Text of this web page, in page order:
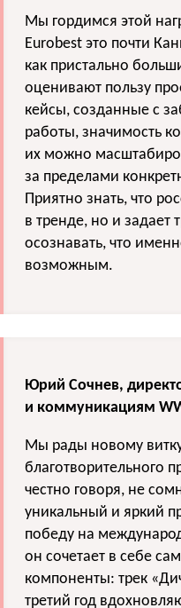
Мы гордимся этой
Eurobest это почти
как пристально
оценивают пользу
кейсы, созданные с
работы, значимость
их можно
за пределами
Приятно знать, что
в тренде, но и задает
осознавать, что
возможным.
Юрий Сочнев,
и коммуникациям
Мы рады новому
благотворительного
честно говоря, не
уникальный и яркий
победу на
он сочетает в себе
компоненты: трек
третий год